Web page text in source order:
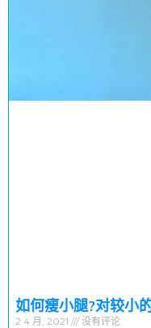
如何瘦小腿?对较小
2 4 月, 2021 没有评论